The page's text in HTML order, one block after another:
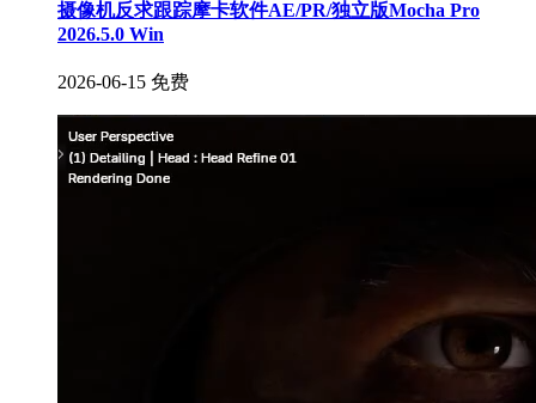
摄像机反求跟踪摩卡软件AE/PR/独立版Mocha Pro
2026.5.0 Win
2026-06-15 免费